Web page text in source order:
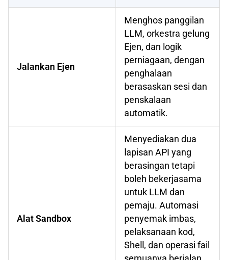
Jalankan Ejen
Menghos panggilan
LLM, orkestra gelung
Ejen, dan logik
perniagaan, dengan
penghalaan
berasaskan sesi dan
penskalaan
automatik.
Alat Sandbox
Menyediakan dua
lapisan API yang
berasingan tetapi
boleh bekerjasama
untuk LLM dan
pemaju. Automasi
penyemak imbas,
pelaksanaan kod,
Shell, dan operasi fail